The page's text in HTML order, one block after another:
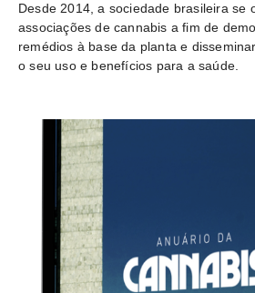
Desde 2014, a sociedade brasileira se
associações de cannabis a fim de
remédios à base da planta e
o seu uso e benefícios para a saúde.